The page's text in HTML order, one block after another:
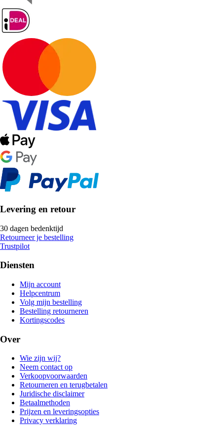
Levering en retour
30 dagen bedenktijd
Retourneer je bestelling
Trustpilot
Diensten
Mijn account
Helpcentrum
Volg mijn bestelling
Bestelling retourneren
Kortingscodes
Over
Wie zijn wij?
Neem contact op
Verkoopvoorwaarden
Retourneren en terugbetalen
Juridische disclaimer
Betaalmethoden
Prijzen en leveringsopties
Privacy verklaring